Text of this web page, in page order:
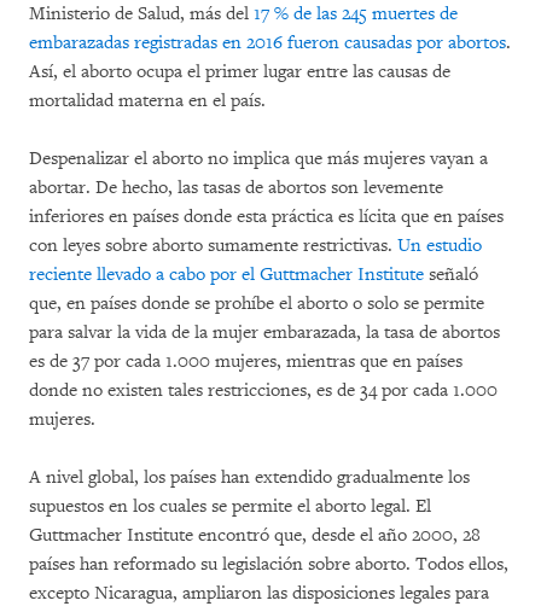
Ministerio de Salud, más del 17 % de las 245 muertes de
embarazadas registradas en 2016 fueron causadas por abortos.
Así, el aborto ocupa el primer lugar entre las causas de
mortalidad materna en el país.
Despenalizar el aborto no implica que más mujeres vayan a
abortar. De hecho, las tasas de abortos son levemente
inferiores en países donde esta práctica es lícita que en países
con leyes sobre aborto sumamente restrictivas. Un estudio
reciente llevado a cabo por el Guttmacher Institute señaló
que, en países donde se prohíbe el aborto o solo se permite
para salvar la vida de la mujer embarazada, la tasa de abortos
es de 37 por cada 1.000 mujeres, mientras que en países
donde no existen tales restricciones, es de 34 por cada 1.000
mujeres.
A nivel global, los países han extendido gradualmente los
supuestos en los cuales se permite el aborto legal. El
Guttmacher Institute encontró que, desde el año 2000, 28
países han reformado su legislación sobre aborto. Todos ellos,
excepto Nicaragua, ampliaron las disposiciones legales para